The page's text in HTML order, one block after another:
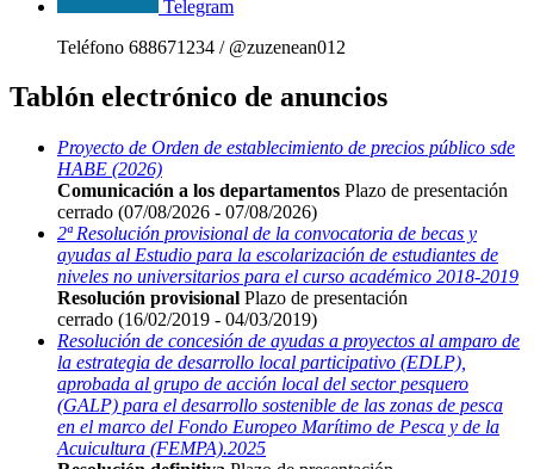
Telegram
Teléfono 688671234 / @zuzenean012
Tablón electrónico de anuncios
Proyecto de Orden de establecimiento de precios público sde
HABE (2026)
Comunicación a los departamentos Plazo de presentación
cerrado (07/08/2026 - 07/08/2026)
2ª Resolución provisional de la convocatoria de becas y
ayudas al Estudio para la escolarización de estudiantes de
niveles no universitarios para el curso académico 2018-2019
Resolución provisional Plazo de presentación
cerrado (16/02/2019 - 04/03/2019)
Resolución de concesión de ayudas a proyectos al amparo de
la estrategia de desarrollo local participativo (EDLP),
aprobada al grupo de acción local del sector pesquero
(GALP) para el desarrollo sostenible de las zonas de pesca
en el marco del Fondo Europeo Marítimo de Pesca y de la
Acuicultura (FEMPA).2025